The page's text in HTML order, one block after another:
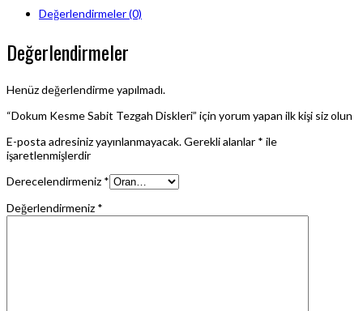
Değerlendirmeler (0)
Değerlendirmeler
Henüz değerlendirme yapılmadı.
“Dokum Kesme Sabit Tezgah Diskleri” için yorum yapan ilk kişi siz olun
E-posta adresiniz yayınlanmayacak.Gerekli alanlar * ile
işaretlenmişlerdir
Derecelendirmeniz *
Değerlendirmeniz *